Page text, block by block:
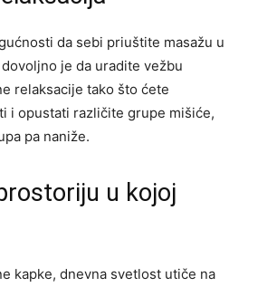
da sebi priuštite masažu u
je da uradite vežbu
relaksacije tako što ćete
i opustati različite grupe mišiće,
pa naniže.
u kojoj
kapke, dnevna svetlost utiče na